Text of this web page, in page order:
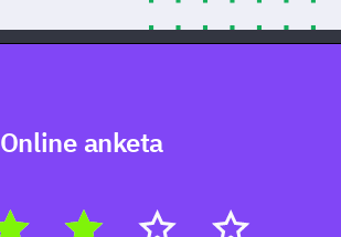
Online anketa